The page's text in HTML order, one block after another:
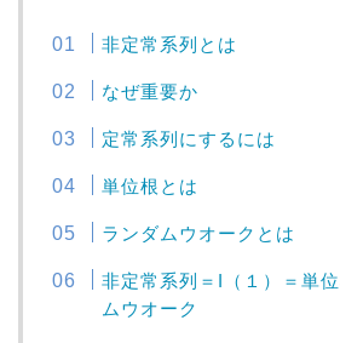
非定常系列とは
なぜ重要か
定常系列にするには
単位根とは
ランダムウオークとは
非定常系列＝I（１）＝単
ムウオーク